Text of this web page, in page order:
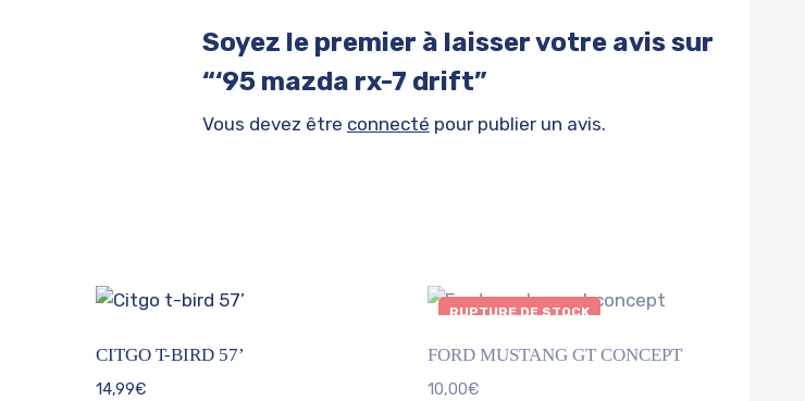
Soyez le premier à laisser votre avis sur
“‘95 mazda rx-7 drift”
Vous devez être connecté pour publier un avis.
CITGO T-BIRD 57’
14,99€
RUPTURE DE STOCK
FORD MUSTANG GT CONCEPT
10,00€